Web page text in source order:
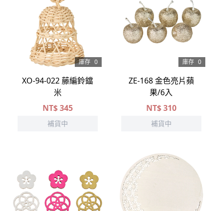
庫存 0
XO-94-022 藤編鈴鐺
米
NT$345
補貨中
庫存 0
ZE-168 金色亮片蘋
果/6入
NT$310
補貨中